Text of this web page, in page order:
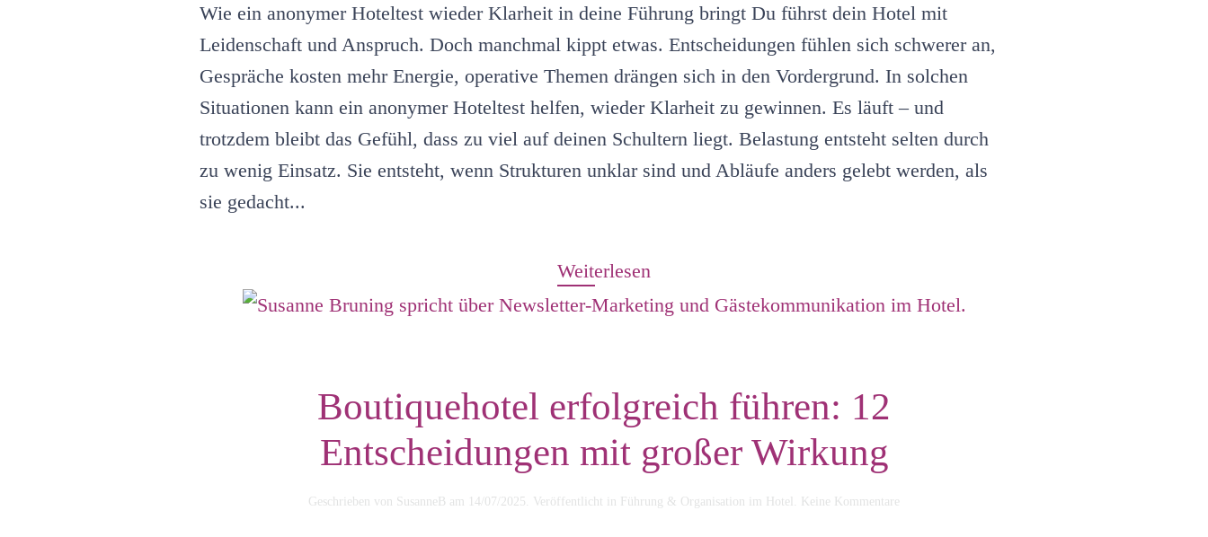
zur
Belastung
wird
Wie ein anonymer Hoteltest wieder Klarheit in deine Führung bringt Du führst dein Hotel mit
Leidenschaft und Anspruch. Doch manchmal kippt etwas. Entscheidungen fühlen sich schwerer an,
Gespräche kosten mehr Energie, operative Themen drängen sich in den Vordergrund. In solchen
Situationen kann ein anonymer Hoteltest helfen, wieder Klarheit zu gewinnen. Es läuft – und
trotzdem bleibt das Gefühl, dass zu viel auf deinen Schultern liegt. Belastung entsteht selten durch
zu wenig Einsatz. Sie entsteht, wenn Strukturen unklar sind und Abläufe anders gelebt werden, als
sie gedacht...
Weiterlesen
Boutiquehotel erfolgreich führen: 12
Entscheidungen mit großer Wirkung
Geschrieben von SusanneB am 14/07/2025 . Veröffentlicht in Führung & Organisation im Hotel Keine Kommentare